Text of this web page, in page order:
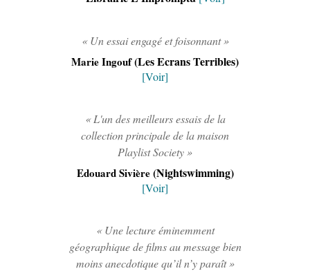
« Un essai engagé et foisonnant »
Marie Ingouf(Les Ecrans Terribles)
[Voir]
« L'un des meilleurs essais de la
collection principale de la maison
Playlist Society »
Edouard Sivière(Nightswimming)
[Voir]
« Une lecture éminemment
géographique de films au message bien
moins anecdotique qu’il n’y paraît »